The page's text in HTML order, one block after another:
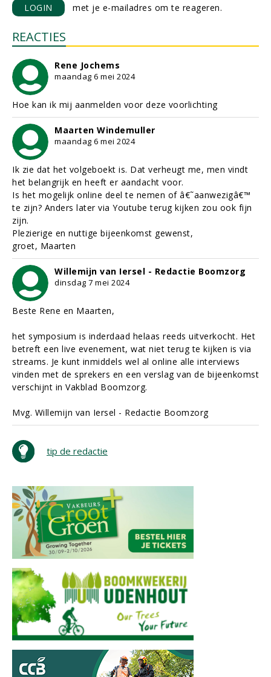
LOGIN met je e-mailadres om te reageren.
REACTIES
Rene Jochems
maandag 6 mei 2024
Hoe kan ik mij aanmelden voor deze voorlichting
Maarten Windemuller
maandag 6 mei 2024
Ik zie dat het volgeboekt is. Dat verheugt me, men vindt
het belangrijk en heeft er aandacht voor.
Is het mogelijk online deel te nemen of â€˜aanwezigâ€™
te zijn? Anders later via Youtube terug kijken zou ook fijn
zijn.
Plezierige en nuttige bijeenkomst gewenst,
groet, Maarten
Willemijn van Iersel - Redactie Boomzorg
dinsdag 7 mei 2024
Beste Rene en Maarten,
het symposium is inderdaad helaas reeds uitverkocht. Het
betreft een live evenement, wat niet terug te kijken is via
streams. Je kunt inmiddels wel al online alle interviews
vinden met de sprekers en een verslag van de bijeenkomst
verschijnt in Vakblad Boomzorg.
Mvg. Willemijn van Iersel - Redactie Boomzorg
tip de redactie